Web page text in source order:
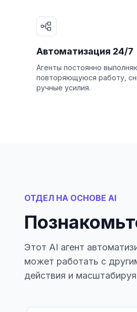
Автоматизация 24/7
Агенты постоянно
повторяющуюся работу,
ручные усилия.
ОТДЕЛ НА ОСНОВЕ AI
Этот AI агент
может работать с
действия и